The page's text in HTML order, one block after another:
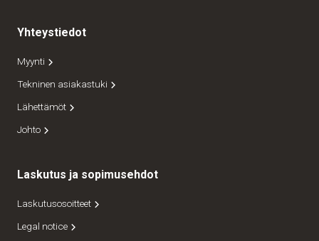
Yhteystiedot
Myynti
Tekninen asiakastuki
Lähettämöt
Johto
Laskutus ja sopimusehdot
Laskutusosoitteet
Legal notice